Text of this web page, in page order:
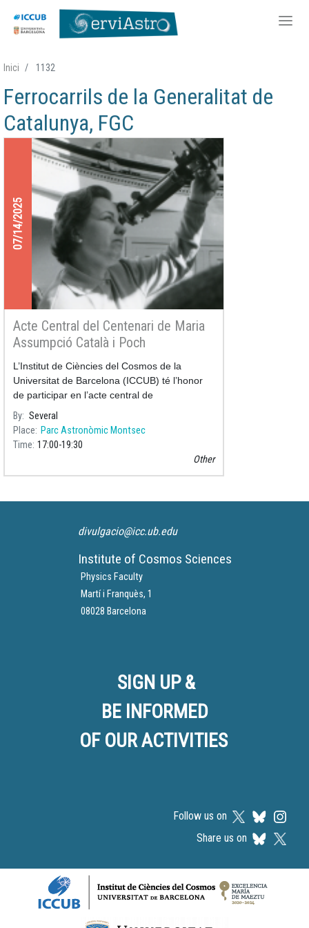
main
Inici 1132
Ferrocarrils de la Generalitat de
Catalunya, FGC
07/14/2025
Acte Central del Centenari de Maria
Assumpció Català i Poch
L’Institut de Ciències del Cosmos de la
Universitat de Barcelona (ICCUB) té l’honor
de participar en l’acte central de
commemoració del Centenari del naixement
de Maria Assumpció Català i Poch (192
By Several
Place
Parc Astronòmic Montsec
Time 17:00 19:30
Other
divulgacio@icc.ub.edu
Institute of Cosmos Sciences
Physics Faculty
Martí i Franquès, 1
08028 Barcelona
SIGN UP &
BE INFORMED
OF OUR ACTIVITIES
Follow us on
Share us on
Logos footer